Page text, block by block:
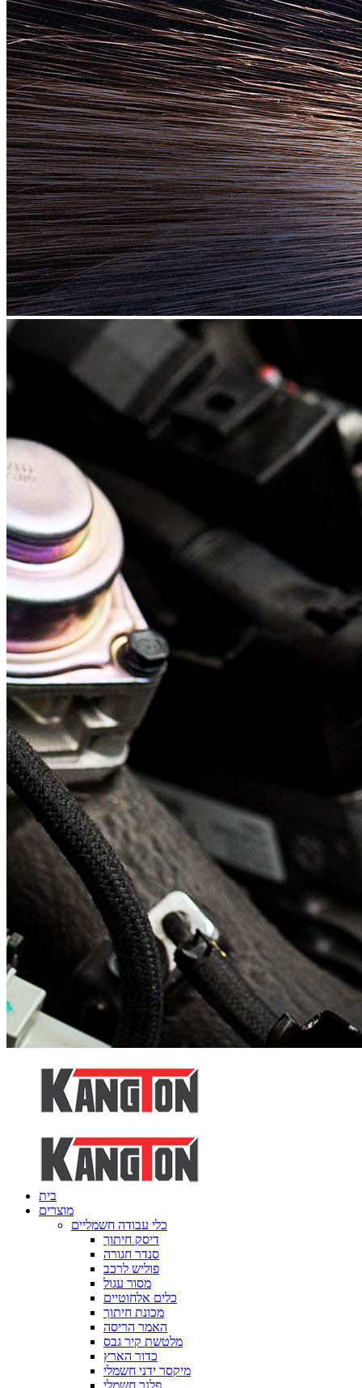
בית
מוצרים
כלי עבודה חשמליים
דיסק חיתוך
סנדר חגורה
פוליש לרכב
מסור עגול
כלים אלחוטיים
מכונת חיתוך
האמר הריסה
מלטשת קיר גבס
כדור הארץ
מיקסר ידני חשמלי
פלנר חשמלי